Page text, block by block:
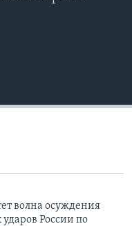
волна осуждения
России по